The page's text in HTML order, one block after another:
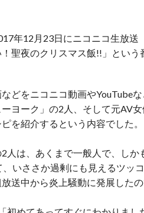
年12月23日にニコニコ生放送
聖夜のクリスマス飯!!」という
どをニコニコ動画やYouTube
ヨーク」の2人、そして元AV
を紹介するという内容でした。
人は、あくまで一般人で、しか
いささか過剰にも見えるツッ
送中から炎上騒動に発展したの